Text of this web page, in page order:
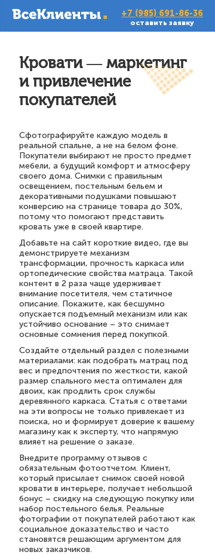
+7 (985) 691-86-36
оставить заявку
Кровати — маркетинг
и привлечение
покупателей
Сфотографируйте каждую модель в
реальной спальне, а не на белом фоне.
Покупатели выбирают не просто предмет
мебели, а будущий комфорт и атмосферу
своего дома. Снимки с правильным
освещением, постельным бельем и
декоративными подушками повышают
конверсию на странице товара до 30%,
потому что помогают представить
кровать уже в своей квартире.
Добавьте на сайт короткие видео, где вы
демонстрируете механизм
трансформации, прочность каркаса или
ортопедические свойства матраца. Такой
контент в 2 раза чаще удерживает
внимание посетителя, чем статичное
описание. Покажите, как бесшумно
опускается подъемный механизм или как
устойчиво основание – это снимает
основные сомнения перед покупкой.
Создайте отдельный раздел с полезными
материалами: как подобрать матрац под
вес и предпочтения по жесткости, какой
размер спального места оптимален для
двоих, как продлить срок службы
деревянного каркаса. Статья с ответами
на эти вопросы не только привлекает из
поиска, но и формирует доверие к вашему
магазину как к эксперту, что напрямую
влияет на решение о заказе.
Внедрите программу отзывов с
обязательным фотоотчетом. Клиент,
который присылает снимок своей новой
кровати в интерьере, получает небольшой
бонус – скидку на следующую покупку или
набор постельного белья. Реальные
фотографии от покупателей работают как
социальное доказательство и часто
становятся решающим аргументом для
новых заказчиков.